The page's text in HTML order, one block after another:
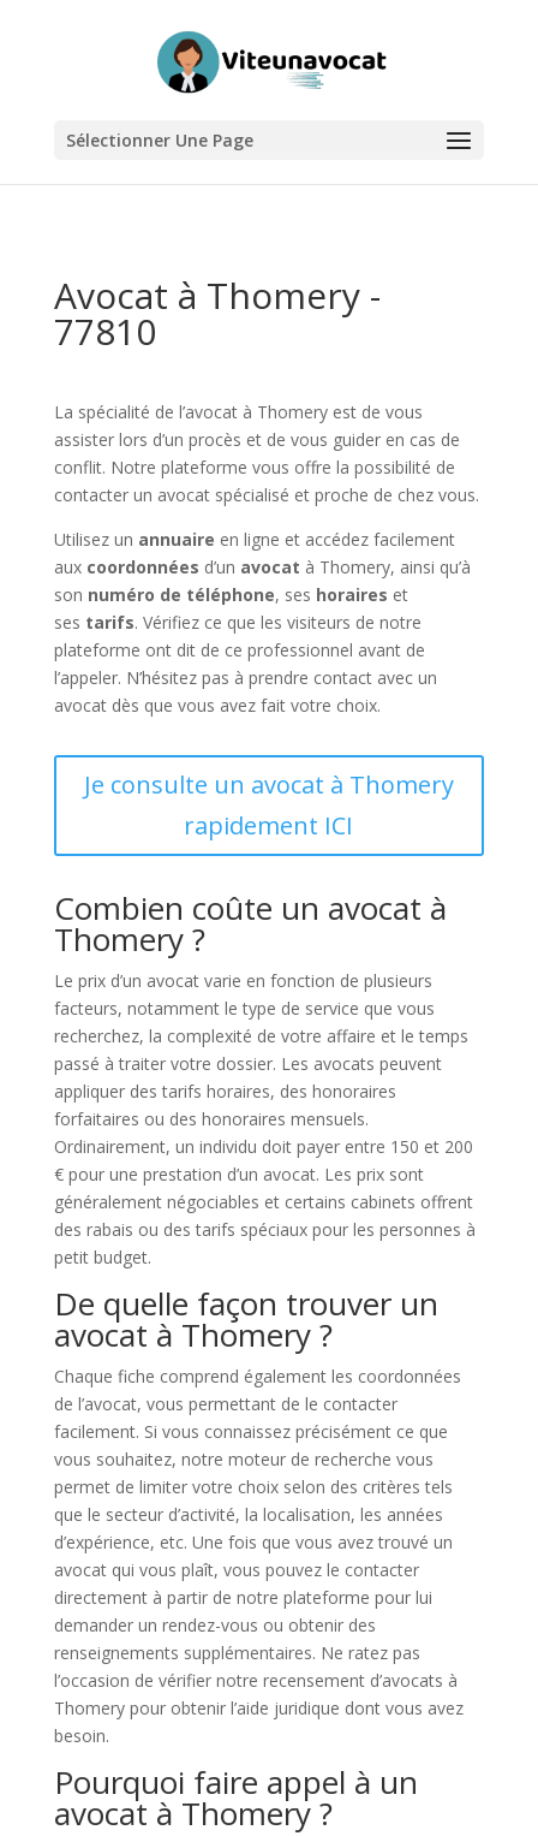
Sélectionner Une Page
Avocat à Thomery -
77810
La spécialité de l’avocat à Thomery est de vous
assister lors d’un procès et de vous guider en cas de
conflit. Notre plateforme vous offre la possibilité de
contacter un avocat spécialisé et proche de chez vous.
Utilisez un annuaire en ligne et accédez facilement
aux coordonnées d’un avocat à Thomery, ainsi qu’à
son numéro de téléphone, ses horaires et
ses tarifs. Vérifiez ce que les visiteurs de notre
plateforme ont dit de ce professionnel avant de
l’appeler. N’hésitez pas à prendre contact avec un
avocat dès que vous avez fait votre choix.
Je consulte un avocat à Thomery
rapidement ICI
Combien coûte un avocat à
Thomery ?
Le prix d’un avocat varie en fonction de plusieurs
facteurs, notamment le type de service que vous
recherchez, la complexité de votre affaire et le temps
passé à traiter votre dossier. Les avocats peuvent
appliquer des tarifs horaires, des honoraires
forfaitaires ou des honoraires mensuels.
Ordinairement, un individu doit payer entre 150 et 200
€ pour une prestation d’un avocat. Les prix sont
généralement négociables et certains cabinets offrent
des rabais ou des tarifs spéciaux pour les personnes à
petit budget.
De quelle façon trouver un
avocat à Thomery ?
Chaque fiche comprend également les coordonnées
de l’avocat, vous permettant de le contacter
facilement. Si vous connaissez précisément ce que
vous souhaitez, notre moteur de recherche vous
permet de limiter votre choix selon des critères tels
que le secteur d’activité, la localisation, les années
d’expérience, etc. Une fois que vous avez trouvé un
avocat qui vous plaît, vous pouvez le contacter
directement à partir de notre plateforme pour lui
demander un rendez-vous ou obtenir des
renseignements supplémentaires. Ne ratez pas
l’occasion de vérifier notre recensement d’avocats à
Thomery pour obtenir l’aide juridique dont vous avez
besoin.
Pourquoi faire appel à un
avocat à Thomery ?